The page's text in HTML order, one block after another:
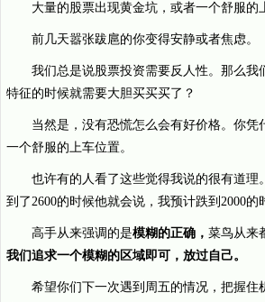
大量的股票出现黄金坑，或者一个舒服的
前几天嚣张跋扈的你变得安静或者焦虑。
我们总是说股票投资需要反人性。那么我
特征的时候就需要大胆买买买了？
当然是，没有恐慌怎么会有好价格。你凭
一个舒服的上车位置。
也许有的人看了这些觉得我说的很有道理
到了2600的时候他就会说，我预计跌到2000的
高手从来强调的是模糊的正确， 菜鸟从来
我们追求一个模糊的区域即可，放过自己。
希望你们下一次遇到周五的情况，把握住